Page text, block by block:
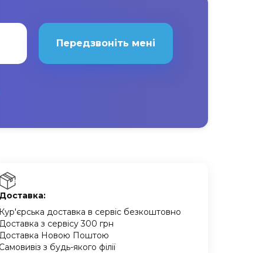
Передзвоніть мені
Доставка:
Кур'єрська доставка в сервіс безкоштовно
Доставка з сервісу 300 грн
Доставка Новою Поштою
Самовивіз з будь-якого філії